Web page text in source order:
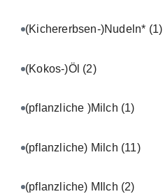
(Kichererbsen-)Nudeln* (1)
(Kokos-)Öl (2)
(pflanzliche )Milch (1)
(pflanzliche) Milch (11)
(pflanzliche) MIlch (2)